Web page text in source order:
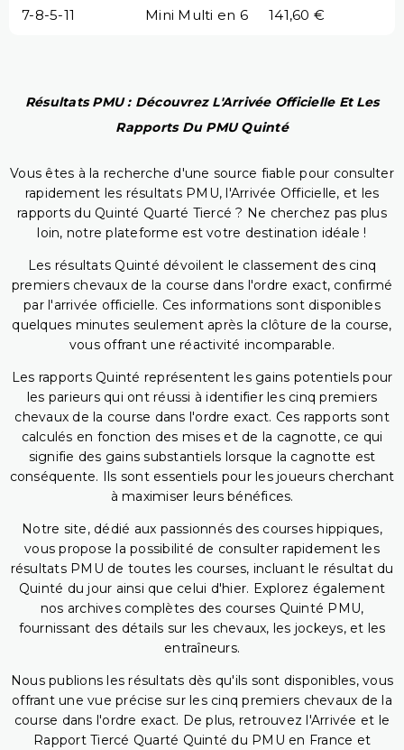
7-8-5-11
Mini Multi en 6 141,60 €
Résultats PMU : Découvrez L'Arrivée Officielle Et Les
Rapports Du PMU Quinté
Vous êtes à la recherche d'une source fiable pour consulter
rapidement les résultats PMU, l'Arrivée Officielle, et les
rapports du Quinté Quarté Tiercé ? Ne cherchez pas plus
loin, notre plateforme est votre destination idéale !
Les résultats Quinté dévoilent le classement des cinq
premiers chevaux de la course dans l'ordre exact, confirmé
par l'arrivée officielle. Ces informations sont disponibles
quelques minutes seulement après la clôture de la course,
vous offrant une réactivité incomparable.
Les rapports Quinté représentent les gains potentiels pour
les parieurs qui ont réussi à identifier les cinq premiers
chevaux de la course dans l'ordre exact. Ces rapports sont
calculés en fonction des mises et de la cagnotte, ce qui
signifie des gains substantiels lorsque la cagnotte est
conséquente. Ils sont essentiels pour les joueurs cherchant
à maximiser leurs bénéfices.
Notre site, dédié aux passionnés des courses hippiques,
vous propose la possibilité de consulter rapidement les
résultats PMU de toutes les courses, incluant le résultat du
Quinté du jour ainsi que celui d'hier. Explorez également
nos archives complètes des courses Quinté PMU,
fournissant des détails sur les chevaux, les jockeys, et les
entraîneurs.
Nous publions les résultats dès qu'ils sont disponibles, vous
offrant une vue précise sur les cinq premiers chevaux de la
course dans l'ordre exact. De plus, retrouvez l'Arrivée et le
Rapport Tiercé Quarté Quinté du PMU en France et